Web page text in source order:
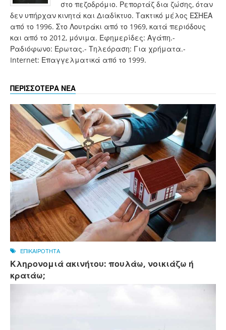
στο πεζοδρόμιο. Ρεπορτάζ δια ζώσης, όταν
δεν υπήρχαν κινητά και Διαδίκτυο. Τακτικό μέλος ΕΣΗΕΑ
από το 1996. Στο Λουτράκι από το 1969, κατά περιόδους
και από το 2012, μόνιμα. Εφημερίδες: Αγάπη.-
Ραδιόφωνο: Ερωτας.- Τηλεόραση: Για χρήματα.-
Internet: Επαγγελματικά από το 1999.
ΠΕΡΙΣΣΟΤΕΡΑ ΝΕΑ
ΕΠΙΚΑΙΡΟΤΗΤΑ
Κληρονομιά ακινήτου: πουλάω, νοικιάζω ή
κρατάω;